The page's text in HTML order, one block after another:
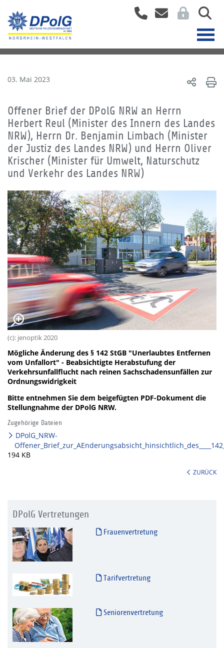
03. Mai 2023
Offener Brief der DPolG NRW an Herrn
Herbert Reul (Minister des Innern des Landes
NRW), Herrn Dr. Benjamin Limbach (Minister
der Justiz des Landes NRW) und Herrn Oliver
Krischer (Minister für Umwelt, Naturschutz
und Verkehr des Landes NRW)
(c): jenoptik 2020
Mögliche Änderung des § 142 StGB "Unerlaubtes Entfernen
vom Unfallort" - Beabsichtigte Herabstufung der
Verkehrsunfallflucht nach reinen Sachschadensunfällen zur
Ordnungswidrigkeit
Bitte entnehmen Sie dem beigefügten PDF-Dokument die
Stellungnahme der DPolG NRW.
Zugehörige Dateien
DPolG_NRW-
194 KB
ZURÜCK
DPolG Vertretungen
Frauenvertretung
Tarifvertretung
Seniorenvertretung